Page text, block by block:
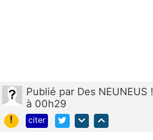
Publié par Des NEUNEUS !
à 00h29
!
citer